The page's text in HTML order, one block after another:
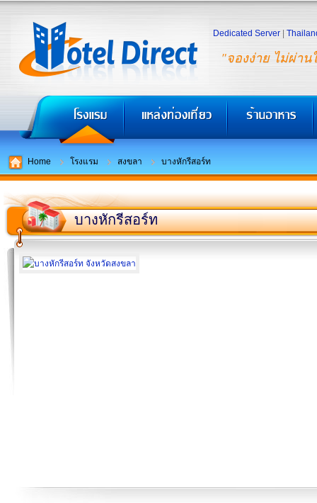
"จองง่าย ไม่ผ่าน
Dedicated Server
Home โรงแรม สงขลา บางหักรีสอร์ท
บางหักรีสอร์ท